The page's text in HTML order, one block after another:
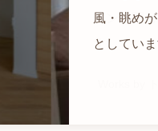
風・眺め
としていま
テンを閉
す。
Works by
ドなゲス
る都市型住
かつての
世帯の住